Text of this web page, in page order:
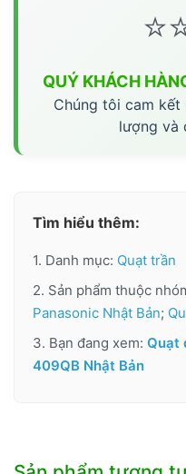
QUÝ KHÁCH
Chúng tôi cam kết
lượng và
Tìm hiểu thêm:
1. Danh mục: Quạt trần
2. Sản phẩm thuộc
Panasonic Nhật Bản;
3. Bạn đang xem: Quạt
409QB Nhật Bản